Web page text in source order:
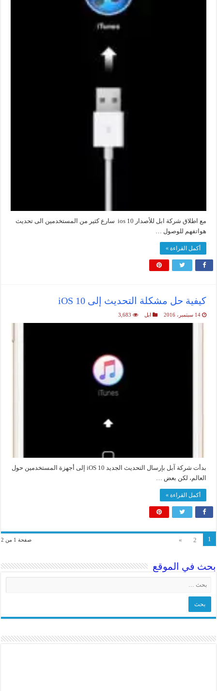
مع اطلاق شركة ابل للأصدار ios 10 سارع كثير من المستخدمين الى تحديث
هواتفهم للوصول …
أكمل القراءة »
كيفية حل مشكلة التحديث إلى iOS 10
14 سبتمبر، 2016 ابل 3,683
بدأت شركة آبل بإرسال التحديث الجديد iOS 10 إلى أجهزة المستخدمين حول
العالم، لكن بعض …
أكمل القراءة »
صفحة 1 من 2 1
2
»
بحث في الموقع